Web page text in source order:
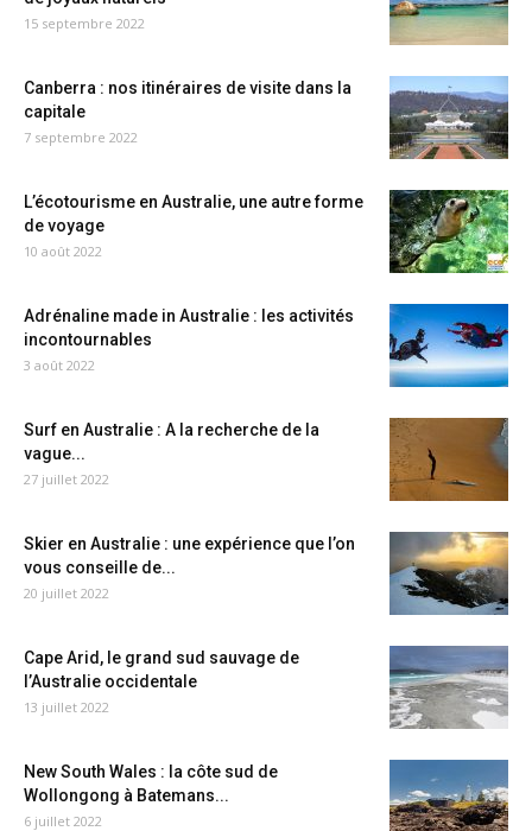
15 septembre 2022
Canberra : nos itinéraires de visite dans la
capitale
7 septembre 2022
L’écotourisme en Australie, une autre forme
de voyage
10 août 2022
Adrénaline made in Australie : les activités
incontournables
3 août 2022
Surf en Australie : A la recherche de la
vague...
27 juillet 2022
Skier en Australie : une expérience que l’on
vous conseille de...
20 juillet 2022
Cape Arid, le grand sud sauvage de
l’Australie occidentale
13 juillet 2022
New South Wales : la côte sud de
Wollongong à Batemans...
6 juillet 2022